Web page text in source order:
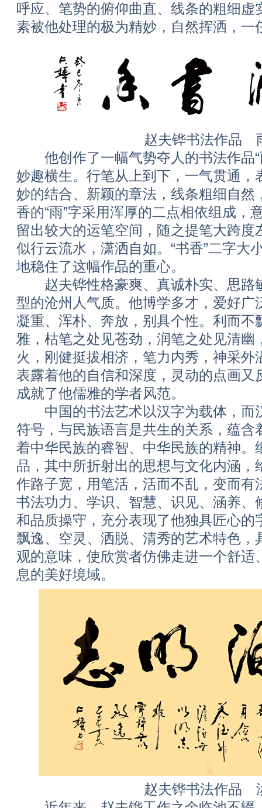
呼应、笔势的俯仰曲直、线条的粗细虚
素被他处理的极为精妙，自然挥洒，一
赵夫铧书法作品
他创作了一幅气势夺人的书法作品“
妙趣横生。行笔从上到下，一气贯通，
妙的结合、新颖的章法，线条粗细自然
香的“雨”字采用浑厚的二点相依组成，
留出较大的运笔空间，随之提笔大跨度
似行云流水，潇洒自如。“书香”二字大
地稳住了这幅作品的重心。
赵夫铧性格豪爽、真诚朴实、思路
型的沧州人气质。他博学多才，爱好广
凝重、浑朴、奔放，别具个性。利而不
雅，枯笔之处见苍劲，润笔之处见清幽
火，刚健挺拔相济，笔力内秀，神采外
表露着他的自信和深度，灵动的点画又
成就了他儒雅的学者风范。
中国的书法艺术以汉字为载体，而
符号，与民族语言是共生的关系，蕴含
着中华民族的睿智、中华民族的精神。
品，其中所折射出的思想与文化内涵，
作路子宽，用笔活，活而不乱，变而有
书法功力、学识、智慧、识见、涵养、
和品质操守，充分表现了他独具匠心的
飘逸、空灵、洒脱、清秀的艺术特色，
观的意味，使欣赏者仿佛走进一个舒适
息的美好境域。
赵夫铧书法作品